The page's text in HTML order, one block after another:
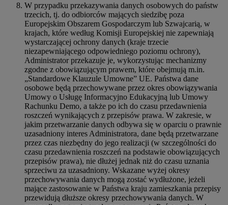
W przypadku przekazywania danych osobowych do państw
trzecich, tj. do odbiorców mających siedzibę poza
Europejskim Obszarem Gospodarczym lub Szwajcarią, w
krajach, które według Komisji Europejskiej nie zapewniają
wystarczającej ochrony danych (kraje trzecie
niezapewniającego odpowiedniego poziomu ochrony),
Administrator przekazuje je, wykorzystując mechanizmy
zgodne z obowiązującym prawem, które obejmują m.in.
„Standardowe Klauzule Umowne” UE. Państwa dane
osobowe będą przechowywane przez okres obowiązywania
Umowy o Usługę Informacyjno Edukacyjną lub Umowy
Rachunku Demo, a także po ich do czasu przedawnienia
roszczeń wynikających z przepisów prawa. W zakresie, w
jakim przetwarzanie danych odbywa się w oparciu o prawnie
uzasadniony interes Administratora, dane będą przetwarzane
przez czas niezbędny do jego realizacji (w szczególności do
czasu przedawnienia roszczeń na podstawie obowiązujących
przepisów prawa), nie dłużej jednak niż do czasu uznania
sprzeciwu za uzasadniony. Wskazane wyżej okresy
przechowywania danych mogą zostać wydłużone, jeżeli
mające zastosowanie w Państwa kraju zamieszkania przepisy
przewidują dłuższe okresy przechowywania danych. W